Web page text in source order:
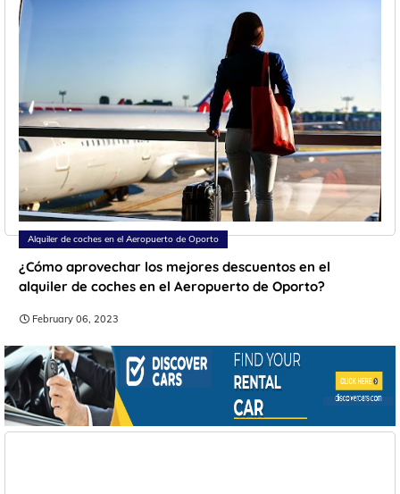
Alquiler de coches en el Aeropuerto de Oporto
¿Cómo aprovechar los mejores descuentos en el
alquiler de coches en el Aeropuerto de Oporto?
February 06, 2023